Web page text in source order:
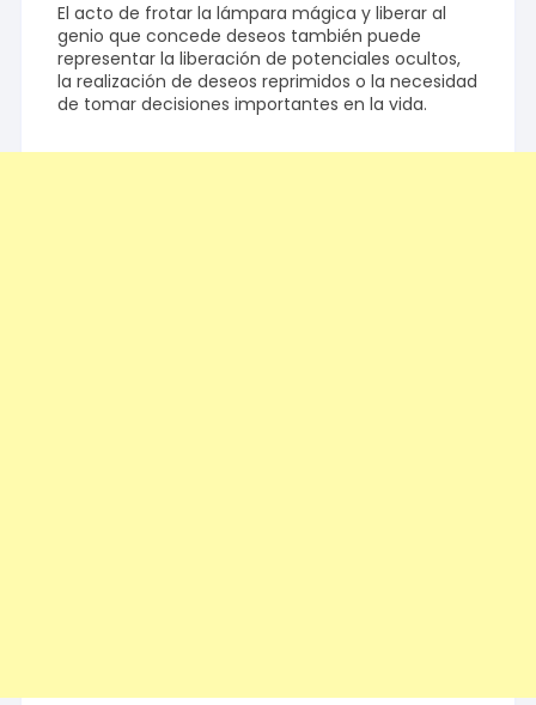
El acto de frotar la lámpara mágica y liberar al
genio que concede deseos también puede
representar la liberación de potenciales ocultos,
la realización de deseos reprimidos o la necesidad
de tomar decisiones importantes en la vida.